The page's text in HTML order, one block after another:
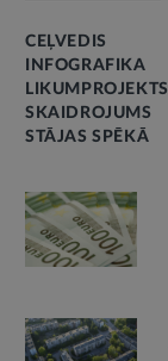
CEĻVEDIS
INFOGRAFIKA
LIKUMPROJEKTS
SKAIDROJUMS
STĀJAS SPĒKĀ